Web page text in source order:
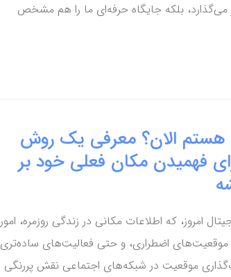
می‌گذارد، بلکه جایگاه حرفه‌ای ما را هم مشخص
الان؟ معرفی یک روش
فهمیدن مکان فعلی خود بر
امروز، که اطلاعات مکانی در زندگی روزمره، امور
موقعیت‌های اضطراری، و حتی فعالیت‌های ساده‌تری
موقعیت در شبکه‌های اجتماعی نقش پررنگی